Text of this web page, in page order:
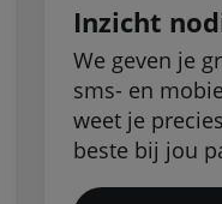
Inzicht
We geven je
sms- en
weet je
beste bij jou